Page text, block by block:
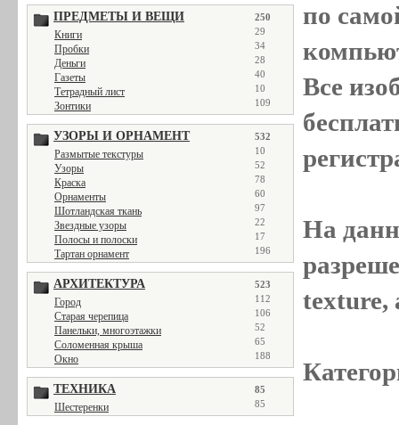
ПРЕДМЕТЫ И ВЕЩИ 250
Книги 29
Пробки 34
Деньги 28
Газеты 40
Тетрадный лист 10
Зонтики 109
УЗОРЫ И ОРНАМЕНТ 532
Размытые текстуры 10
Узоры 52
Краска 78
Орнаменты 60
Шотландская ткань 97
Звездные узоры 22
Полосы и полоски 17
Тартан орнамент 196
АРХИТЕКТУРА 523
Город 112
Старая черепица 106
Панельки, многоэтажки 52
Соломенная крыша 65
Окно 188
ТЕХНИКА 85
Шестеренки 85
по
Все
На
texture,